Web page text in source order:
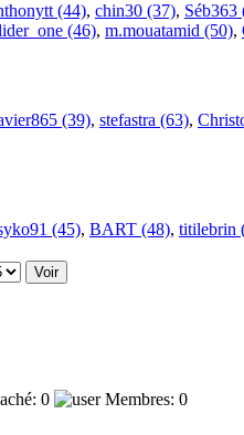
(44), chin30 (37), Séb363
(46), m.mouatamid (50),
(39), stefastra (63),
(45), BART (48), titilebrin
0
Membres: 0